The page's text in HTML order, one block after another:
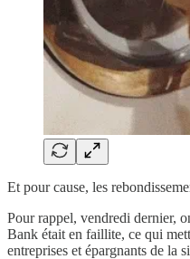
Et pour cause, les
Pour rappel, vendredi dernier,
Bank était en faillite, ce qui
entreprises et épargnants de la